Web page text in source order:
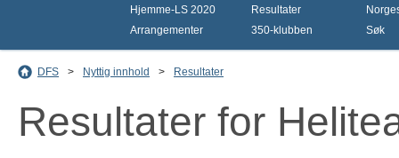
Hjemme-LS 2020
Arrangementer
Resultater
350-klubben
Søk
DFS > Nyttig innhold > Resultater
Resultater for